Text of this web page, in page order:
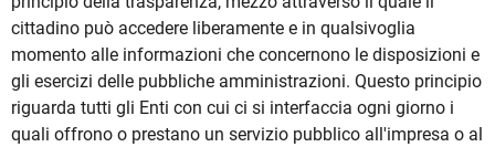
cittadino può accedere liberamente e in qualsivoglia
momento alle informazioni che concernono le disposizioni e
gli esercizi delle pubbliche amministrazioni. Questo principio
riguarda tutti gli Enti con cui ci si interfaccia ogni giorno i
quali offrono o prestano un servizio pubblico all'impresa o al